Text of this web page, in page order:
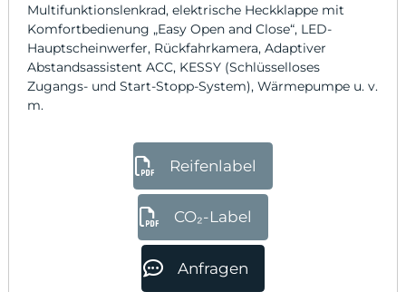
Multifunktionslenkrad, elektrische Heckklappe mit
Komfortbedienung „Easy Open and Close“, LED-
Hauptscheinwerfer, Rückfahrkamera, Adaptiver
Abstandsassistent ACC, KESSY (Schlüsselloses
Zugangs- und Start-Stopp-System), Wärmepumpe u. v.
m.
Reifenlabel
CO₂-Label
Anfragen